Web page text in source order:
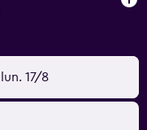
solicitar cambio de
lun. 17/8